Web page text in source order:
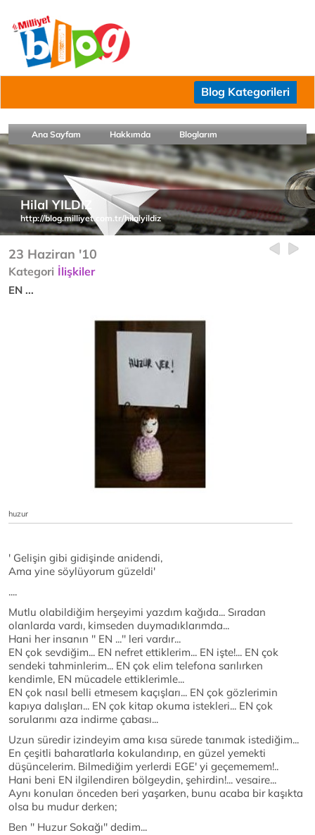
Blog Kategorileri
Ana Sayfam Hakkımda Bloglarım
Hilal YILDIZ
http://blog.milliyet.com.tr/hilalyildiz
23 Haziran '10
Kategori İlişkiler
EN ...
huzur
' Gelişin gibi gidişinde anidendi,
Ama yine söylüyorum güzeldi'
....
Mutlu olabildiğim herşeyimi yazdım kağıda... Sıradan
olanlarda vardı, kimseden duymadıklarımda...
Hani her insanın '' EN ...'' leri vardır...
EN çok sevdiğim... EN nefret ettiklerim... EN işte!... EN çok
sendeki tahminlerim... EN çok elim telefona sarılırken
kendimle, EN mücadele ettiklerimle...
EN çok nasıl belli etmesem kaçışları... EN çok gözlerimin
kapıya dalışları... EN çok kitap okuma istekleri... EN çok
sorularımı aza indirme çabası...
Uzun süredir izindeyim ama kısa sürede tanımak istediğim...
En çeşitli baharatlarla kokulandırıp, en güzel yemekti
düşüncelerim. Bilmediğim yerlerdi EGE' yi geçememem!..
Hani beni EN ilgilendiren bölgeydin, şehirdin!... vesaire...
Aynı konuları önceden beri yaşarken, bunu acaba bir kaşıkta
olsa bu mudur derken;
Ben '' Huzur Sokağı'' dedim...